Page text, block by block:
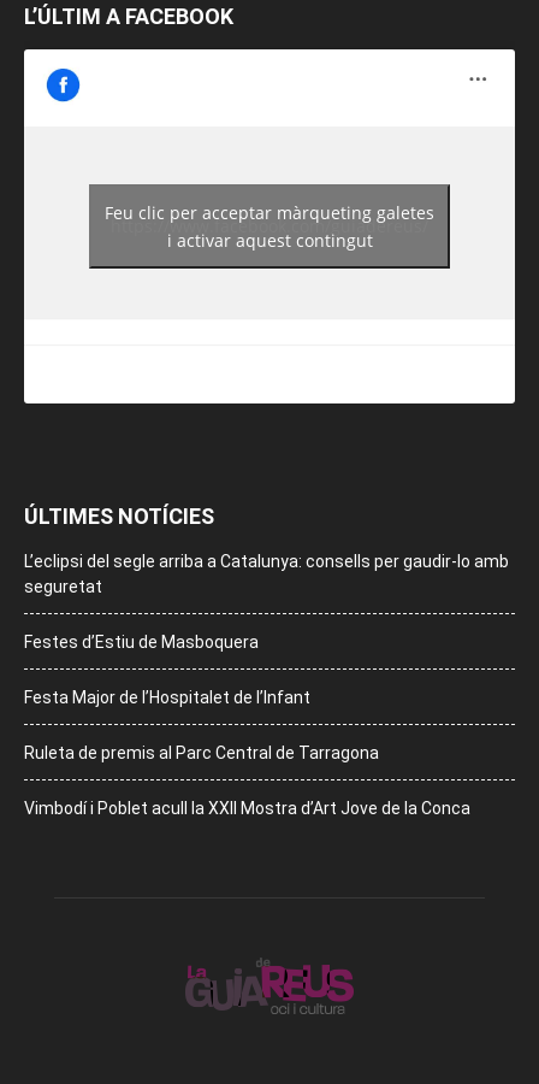
L’ÚLTIM A FACEBOOK
https://www.facebook.com/guiadereus/
Feu clic per acceptar màrqueting galetes
i activar aquest contingut
ÚLTIMES NOTÍCIES
L’eclipsi del segle arriba a Catalunya: consells per gaudir-lo amb
seguretat
Festes d’Estiu de Masboquera
Festa Major de l’Hospitalet de l’Infant
Ruleta de premis al Parc Central de Tarragona
Vimbodí i Poblet acull la XXII Mostra d’Art Jove de la Conca